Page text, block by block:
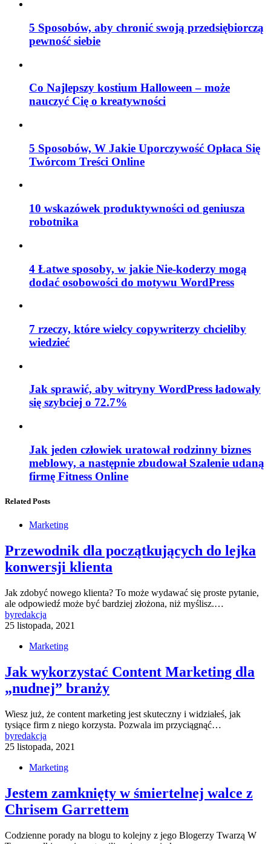
5 Sposobów, aby chronić swoją przedsiębiorczą
pewność siebie
Co Najlepszy kostium Halloween – może
nauczyć Cię o kreatywności
5 Sposobów, W Jakie Uporczywość Opłaca Się
Twórcom Treści Online
10 wskazówek produktywności od geniusza
robotnika
4 Łatwe sposoby, w jakie Nie-koderzy mogą
dodać osobowości do motywu WordPress
7 rzeczy, które wielcy copywriterzy chcieliby
wiedzieć
Jak sprawić, aby witryny WordPress ładowały
się szybciej o 72.7%
Jak jeden człowiek uratował rodzinny biznes
meblowy, a następnie zbudował Szalenie udaną
firmę Fitness Online
Related Posts
Marketing
Przewodnik dla początkujących do lejka
konwersji klienta
Jak zdobyć nowego klienta? To może wydawać się proste pytanie,
ale odpowiedź może być bardziej złożona, niż myślisz.…
byredakcja
25 listopada, 2021
Marketing
Jak wykorzystać Content Marketing dla
„nudnej” branży
Wiesz już, że content marketing jest skuteczny i widziałeś, jak
tysiące firm z niego korzysta. Pozwala im przyciągnąć…
byredakcja
25 listopada, 2021
Marketing
Jestem zamknięty w śmiertelnej walce z
Chrisem Garrettem
Codzienne porady na blogu to kolejny z jego Blogerzy Twarzą W